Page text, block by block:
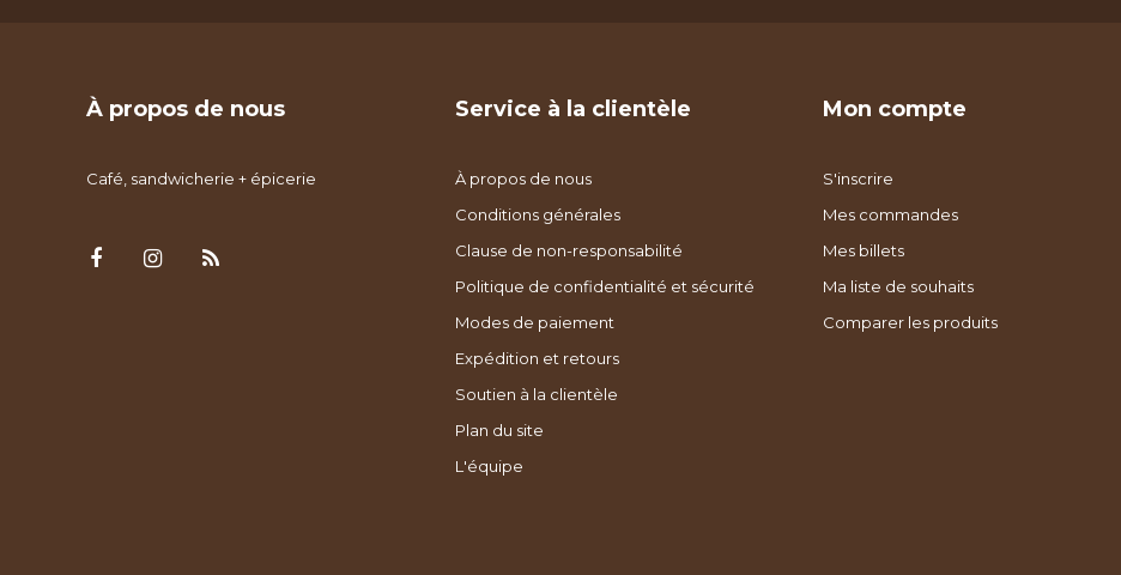
À propos de nous
Café, sandwicherie + épicerie
Service à la clientèle
À propos de nous
Conditions générales
Clause de non-responsabilité
Politique de confidentialité et sécurité
Modes de paiement
Expédition et retours
Soutien à la clientèle
Plan du site
L'équipe
Mon compte
S'inscrire
Mes commandes
Mes billets
Ma liste de souhaits
Comparer les produits